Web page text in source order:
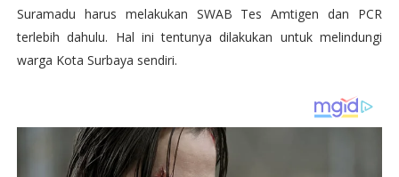
Suramadu harus melakukan SWAB Tes Amtigen dan PCR
terlebih dahulu. Hal ini tentunya dilakukan untuk melindungi
warga Kota Surbaya sendiri.